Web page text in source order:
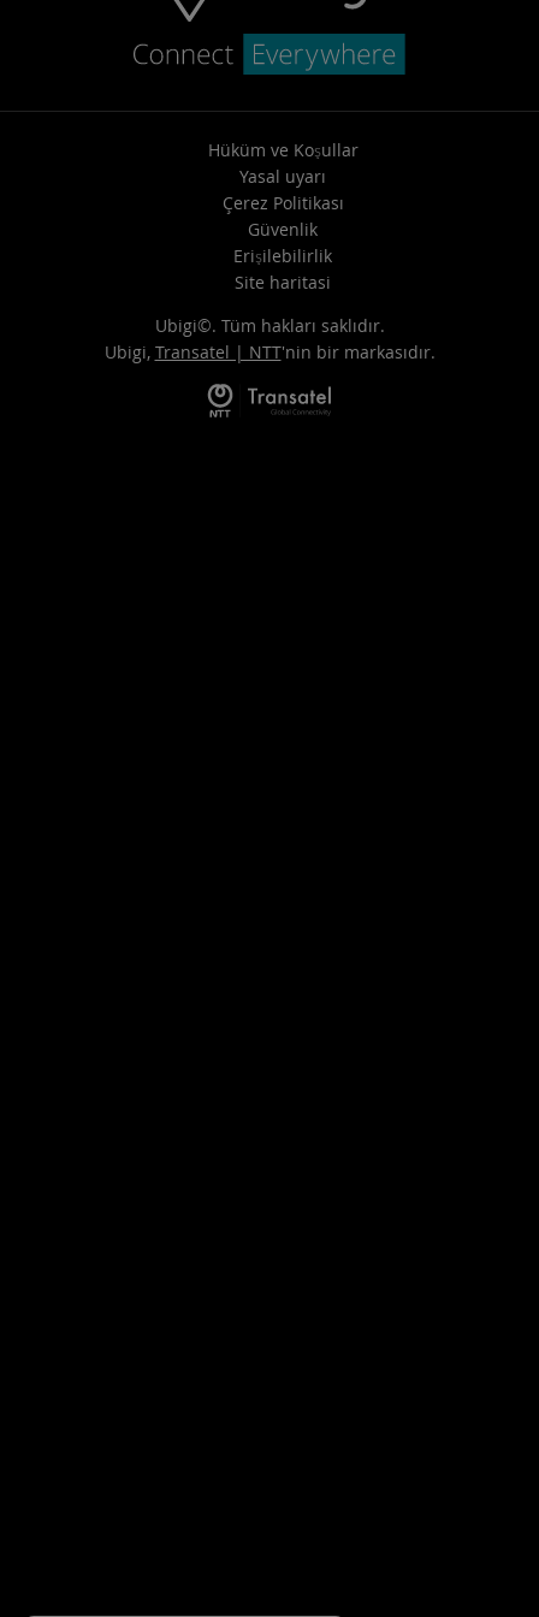
Hüküm ve Koşullar
Yasal uyarı
Çerez Politikası
Güvenlik
Erişilebilirlik
Site haritasi
Ubigi©. Tüm hakları saklıdır.
Ubigi, Transatel | NTT'nin bir markasıdır.